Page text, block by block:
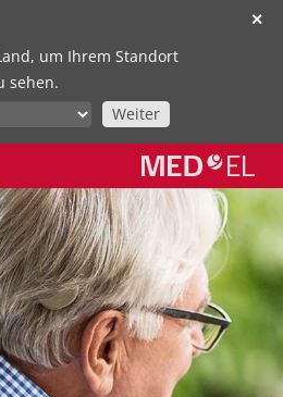
✕
um Ihrem Standort
sehen.
Weiter